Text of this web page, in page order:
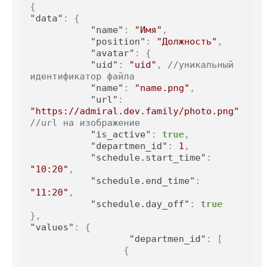
{
"data" :
{
"name" : "Имя" ,
"position" : "Должность" ,
"avatar" :
{
"uid" : "uid" ,
//уникальный
идентификатор файла
"name" : "name.png" ,
"url" :
"https://admiral.dev.family/photo.png"
//url на изображение
"is_active" : true,
"departmen_id" : 1 ,
"schedule.start_time" :
"10:20" ,
"schedule.end_time" :
"11:20" ,
"schedule.day_off" :
true
} ,
"values" :
{
"departmen_id" :
[
{